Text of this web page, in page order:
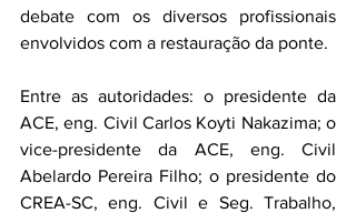
debate com os diversos profissionais
envolvidos com a restauração da ponte.
Entre as autoridades: o presidente da
ACE, eng. Civil Carlos Koyti Nakazima; o
vice-presidente da ACE, eng. Civil
Abelardo Pereira Filho; o presidente do
CREA-SC, eng. Civil e Seg. Trabalho,